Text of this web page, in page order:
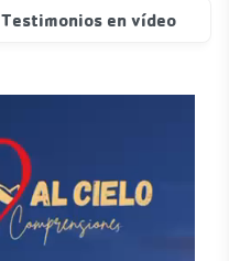
Testimonios en vídeo